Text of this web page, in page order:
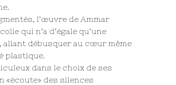
l’œuvre de Ammar
qui n’a d’égale qu’une
débusquer au cœur même
plastique.
dans le choix de ses
«écoute» des silences